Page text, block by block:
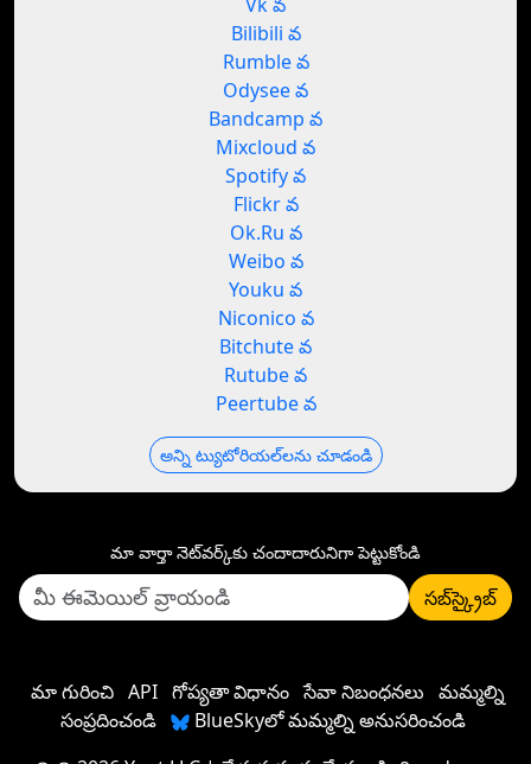
Bilibili వ
Rumble వ
Odysee వ
Bandcamp వ
Mixcloud వ
Spotify వ
Flickr వ
Ok.Ru వ
Weibo వ
Youku వ
Niconico వ
Bitchute వ
Rutube వ
Peertube వ
అన్ని ట్యుటోరియల్‌లను చూడండి
మా వార్తా నెట్‌వర్క్‌కు చందాదారునిగా పెట్టుకోండి
సబ్‌స్క్రైబ్
మా గురించి API గోప్యతా విధానం సేవా నిబంధనలు మమ్మల్ని
సంప్రదించండి
BlueSkyలో మమ్మల్ని అనుసరించండి